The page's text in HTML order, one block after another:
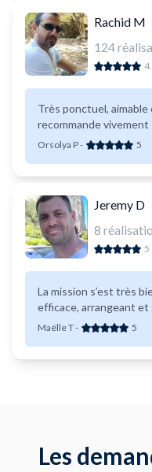
Rachid M
124
Très ponctuel, aimable
recommande vivement
Orsolya P- 5
Jeremy D
8
5
La mission s’est très
efficace, arrangeant et
Maëlle T- 5
Les